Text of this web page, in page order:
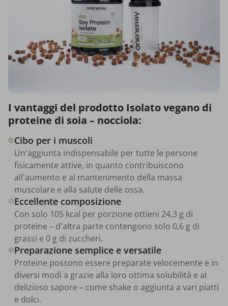
I vantaggi del prodotto Isolato vegano di
proteine di soia – nocciola:
Cibo per i muscoli
Un'aggiunta indispensabile per tutte le persone
fisicamente attive, in quanto contribuiscono
all'aumento e al mantenimento della massa
muscolare e alla salute delle ossa.
Eccellente composizione
Con solo 105 kcal per porzione ottieni 24,3 g di
proteine – d'altra parte contengono solo 0,6 g di
grassi e 0 g di zuccheri.
Preparazione semplice e versatile
Proteine possono essere preparate velocemente e in
diversi modi a grazie alla loro ottima solubilità e al
delizioso sapore – come shake o aggiunta a vari piatti
e dolci.